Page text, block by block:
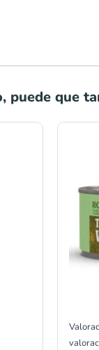
puede que